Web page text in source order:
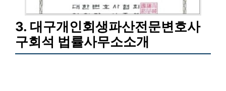
3. 대구개인회생파산전문변호사
구회석 법률사무소소개